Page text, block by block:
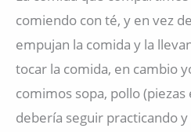
comiendo con té, y en vez
empujan la comida y la
tocar la comida, en cambio
comimos sopa, pollo
debería seguir practicando